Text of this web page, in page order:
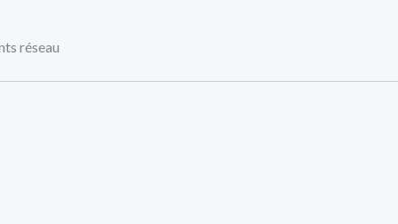
réseau